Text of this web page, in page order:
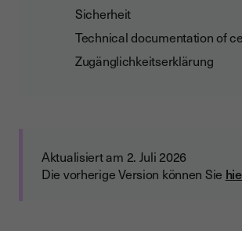
Sicherheit
Technical documentation of
Zugänglichkeitserklärung
Aktualisiert am 2. Juli 2026
Die vorherige Version können Sie